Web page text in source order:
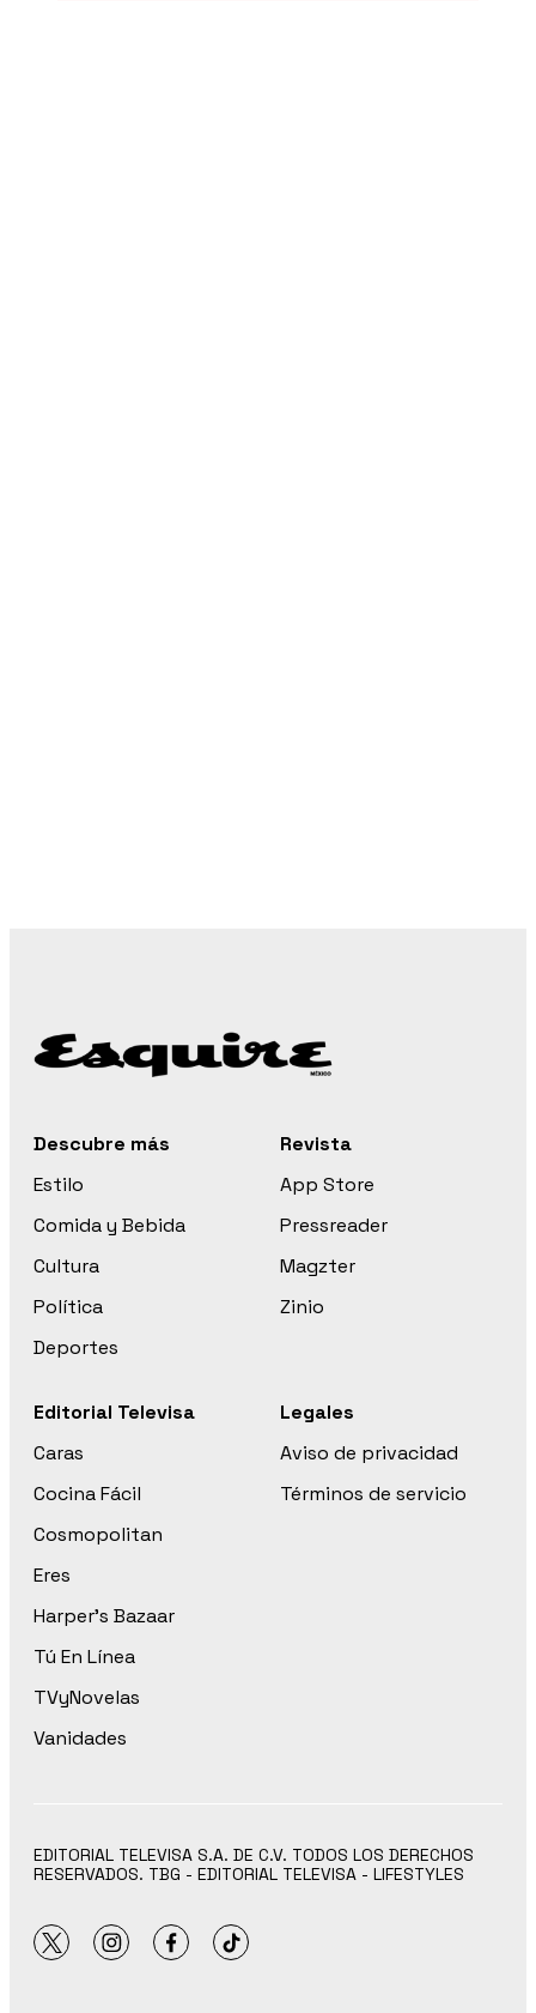
Descubre más
Estilo
Comida y Bebida
Cultura
Política
Deportes
Revista
App Store
Pressreader
Magzter
Zinio
Editorial Televisa
Caras
Cocina Fácil
Cosmopolitan
Eres
Harper’s Bazaar
Tú En Línea
TVyNovelas
Vanidades
Legales
Aviso de privacidad
Términos de servicio
EDITORIAL TELEVISA S.A. DE C.V. TODOS LOS DERECHOS
RESERVADOS. TBG - EDITORIAL TELEVISA - LIFESTYLES
twitterinstagram
facebooktiktok